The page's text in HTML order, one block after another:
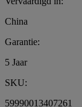
China
Garantie:
5 Jaar
SKU:
59990013407261